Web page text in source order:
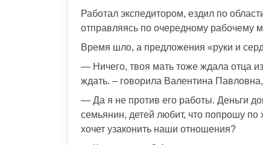
Работал экспедитором, ездил по
отправляясь по очередному рабочему
Время шло, а предложения «руки и
— Ничего, твоя мать тоже ждала отца
ждать. – говорила Валентина
— Да я не против его работы. Деньги
семьянин, детей любит, что попрошу по
хочет узаконить наши отношения?